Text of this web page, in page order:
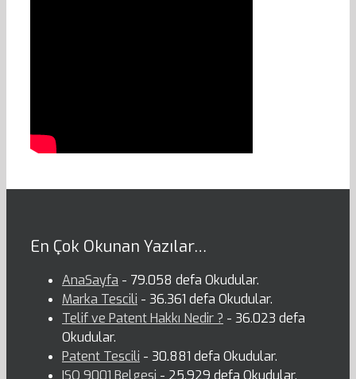
En Çok Okunan Yazılar…
AnaSayfa - 79.058 defa Okudular.
Marka Tescili - 36.361 defa Okudular.
Telif ve Patent Hakkı Nedir ? - 36.023 defa
Okudular.
Patent Tescili - 30.881 defa Okudular.
ISO 9001 Belgesi - 25.929 defa Okudular.